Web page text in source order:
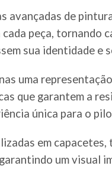
avançadas de
peça, tornando
sua identidade e
uma
que garantem a
única para o
em
um visual